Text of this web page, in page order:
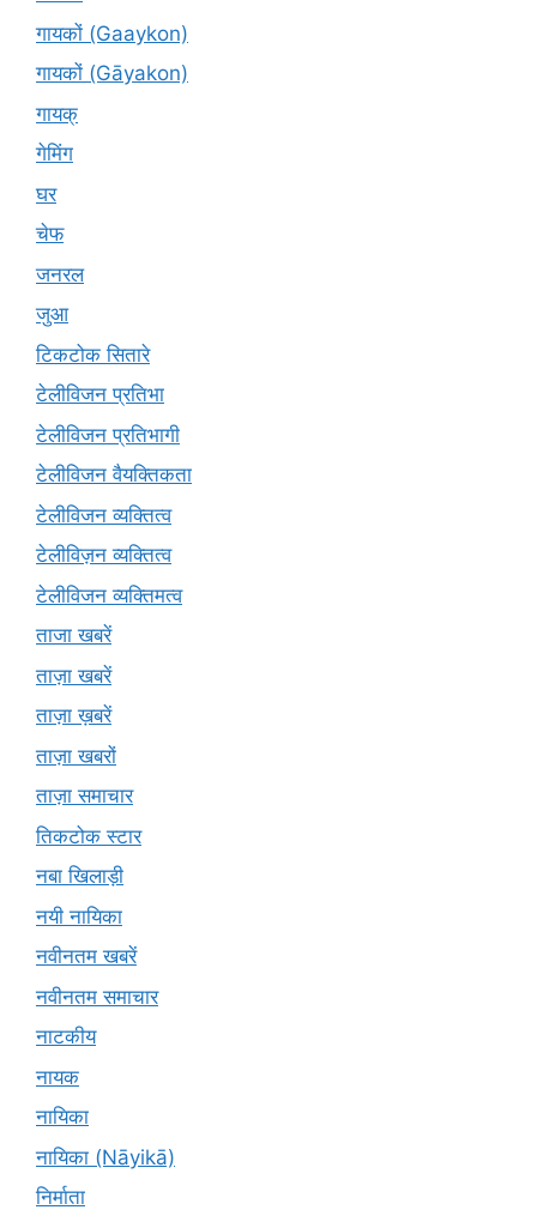
गायकों (Gaaykon)
गायकों (Gāyakon)
गायक्
गेमिंग
घर
चेफ
जनरल
जुआ
टिकटोक सितारे
टेलीविजन प्रतिभा
टेलीविजन प्रतिभागी
टेलीविजन वैयक्तिकता
टेलीविजन व्यक्तित्व
टेलीविज़न व्यक्तित्व
टेलीविजन व्यक्तिमत्व
ताजा खबरें
ताज़ा खबरें
ताज़ा ख़बरें
ताज़ा खबरों
ताज़ा समाचार
तिकटोक स्टार
नबा खिलाड़ी
नयी नायिका
नवीनतम खबरें
नवीनतम समाचार
नाटकीय
नायक
नायिका
नायिका (Nāyikā)
निर्माता